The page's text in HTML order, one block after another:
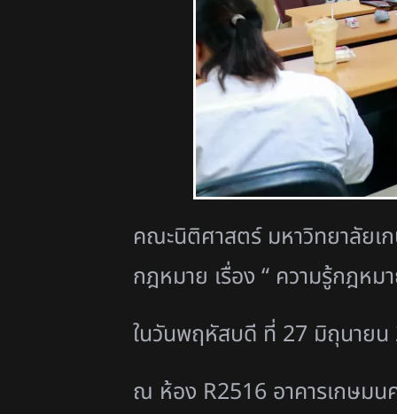
คณะนิติศาสตร์ มหาวิทยาลัยเ
กฎหมาย เรื่อง “ ความรู้กฎหม
ในวันพฤหัสบดี ที่ 27 มิถุนายน
ณ ห้อง R2516 อาคารเกษมน